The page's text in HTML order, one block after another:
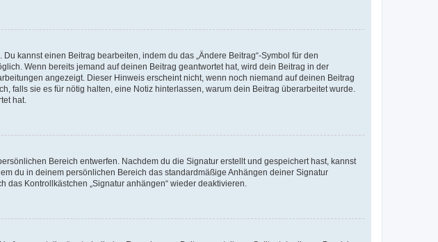
kannst einen Beitrag bearbeiten, indem du das „Ändere Beitrag“-Symbol für den
Wenn bereits jemand auf deinen Beitrag geantwortet hat, wird dein Beitrag in der
angezeigt. Dieser Hinweis erscheint nicht, wenn noch niemand auf deinen Beitrag
falls sie es für nötig halten, eine Notiz hinterlassen, warum dein Beitrag überarbeitet wurde.
hat.
Bereich entwerfen. Nachdem du die Signatur erstellt und gespeichert hast, kannst
du in deinem persönlichen Bereich das standardmäßige Anhängen deiner Signatur
Kontrollkästchen „Signatur anhängen“ wieder deaktivieren.